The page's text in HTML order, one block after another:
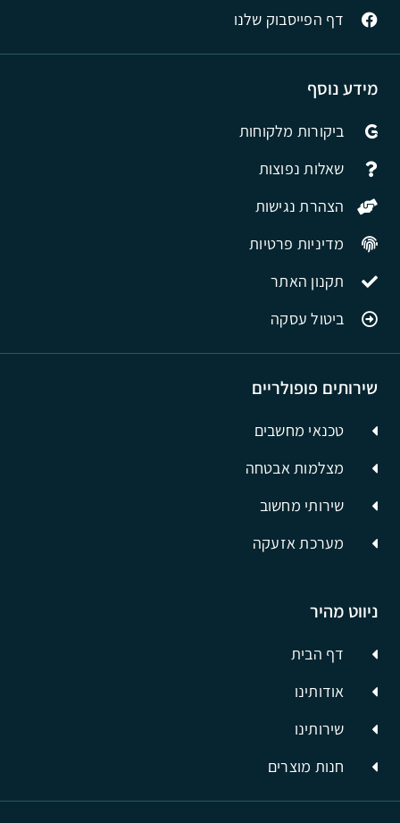
ניווט מהיר
דף הבית
אודותינו
שירותינו
חנות מוצרים
שירותים פופולריים
טכנאי מחשבים
מצלמות אבטחה
שירותי מחשוב
מערכת אזעקה
מידע נוסף
ביקורות מלקוחות
שאלות נפוצות
הצהרת נגישות
מדיניות פרטיות
תקנון האתר
ביטול עסקה
דף הפייסבוק שלנו